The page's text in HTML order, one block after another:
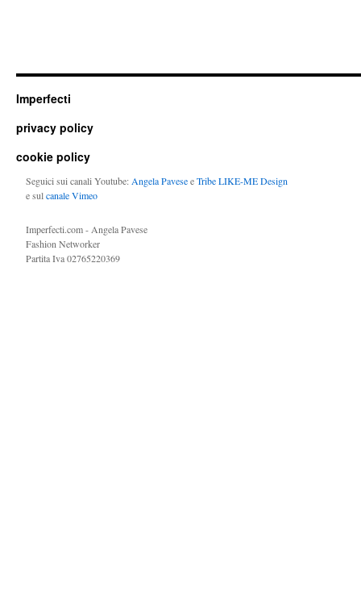
Imperfecti
privacy policy
cookie policy
Seguici sui canali Youtube: Angela PaveseeTribe LIKE-ME Design
e sulcanale Vimeo
Imperfecti.com - Angela Pavese
Fashion Networker
Partita Iva 02765220369